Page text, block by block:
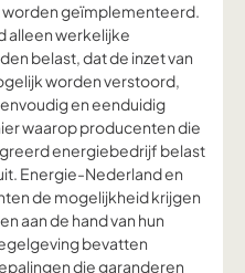
worden geïmplementeerd.
alleen werkelijke
belast, dat de inzet van
worden verstoord,
en eenduidig
waarop producenten die
energiebedrijf belast
Energie-Nederland en
de mogelijkheid krijgen
aan de hand van hun
bevatten
die garanderen